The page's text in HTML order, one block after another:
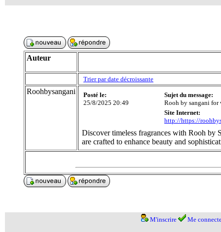
Auteur
Trier par date décroissante
Roohbysangani
Posté le:
25/8/2025 20:49
Sujet du message:
Rooh by sangani for
Site Internet:
http://https://
Discover timeless fragrances with Rooh by
are crafted to enhance beauty and
M'inscrire Me